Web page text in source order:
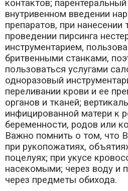
контактов;
внутривенном введении
препаратов, при нанесении
проведении пирсинга
инструментарием,
бритвенными станками,
пользоваться услугами
одноразовый
переливании крови и ее
органов и тканей;
инфицированной матери к
беременности, родов или
Важно помнить о том, что
при рукопожатиях,
поцелуях; при укусе
насекомыми; через воду и
через предметы обихода.